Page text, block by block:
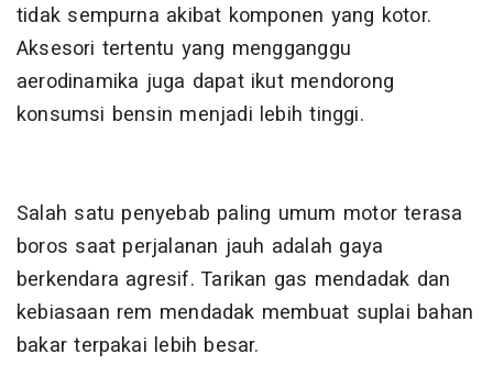
tidak sempurna akibat komponen yang kotor.
Aksesori tertentu yang mengganggu
aerodinamika juga dapat ikut mendorong
konsumsi bensin menjadi lebih tinggi.
Salah satu penyebab paling umum motor terasa
boros saat perjalanan jauh adalah gaya
berkendara agresif. Tarikan gas mendadak dan
kebiasaan rem mendadak membuat suplai bahan
bakar terpakai lebih besar.